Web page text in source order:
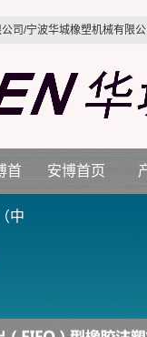
司/宁波华城橡塑机械有限公
首
中
安博首页